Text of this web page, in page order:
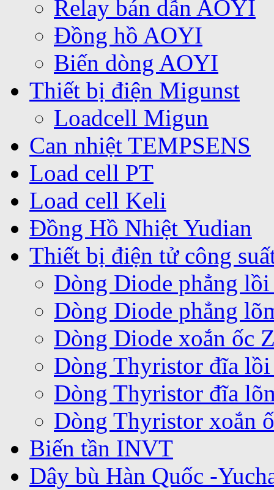
Relay bán dẫn AOYI
Đồng hồ AOYI
Biến dòng AOYI
Thiết bị điện Migunst
Loadcell Migun
Can nhiệt TEMPSENS
Load cell PT
Load cell Keli
Đồng Hồ Nhiệt Yudian
Thiết bị điện tử công
Dòng Diode phẳng
Dòng Diode phẳng
Dòng Diode xoắn ốc
Dòng Thyristor đĩa
Dòng Thyristor đĩa
Dòng Thyristor xoắn
Biến tần INVT
Dây bù Hàn Quốc -